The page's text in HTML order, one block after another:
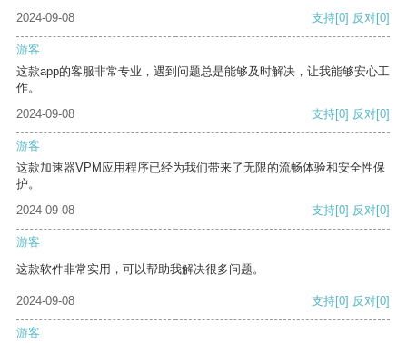
2024-09-08
支持[0] 反对[0]
游客
这款app的客服非常专业，遇到问题总是能够及时解决，让我能够安心工
作。
2024-09-08
支持[0] 反对[0]
游客
这款加速器VPM应用程序已经为我们带来了无限的流畅体验和安全性保
护。
2024-09-08
支持[0] 反对[0]
游客
这款软件非常实用，可以帮助我解决很多问题。
2024-09-08 支持[0] 反对[0]
游客